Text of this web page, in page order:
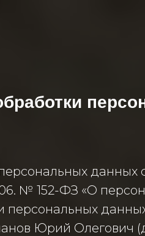
данных
№ 152-ФЗ «О
персональных
Юрий Олегович